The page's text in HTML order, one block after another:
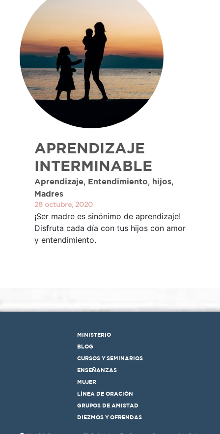
APRENDIZAJE
INTERMINABLE
Aprendizaje, Entendimiento, hijos,
Madres
28 octubre, 2020
¡Ser madre es sinónimo de aprendizaje!
Disfruta cada día con tus hijos con amor
y entendimiento.
MINISTERIO
BLOG
CURSOS Y SEMINARIOS
ENSEÑANZAS
MUJER
LÍNEA DE ORACIÓN
GRUPOS DE AMISTAD
DIEZMOS Y OFRENDAS